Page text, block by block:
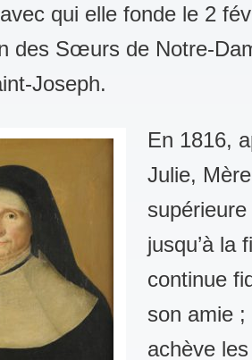
avec qui elle fonde le 2
des Sœurs de Notre-
Joseph.
En 1816,
Julie,
jusqu’à la
continue
son amie
achève